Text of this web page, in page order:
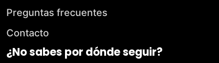
Preguntas frecuentes
Contacto
¿No sabes por dónde seguir?